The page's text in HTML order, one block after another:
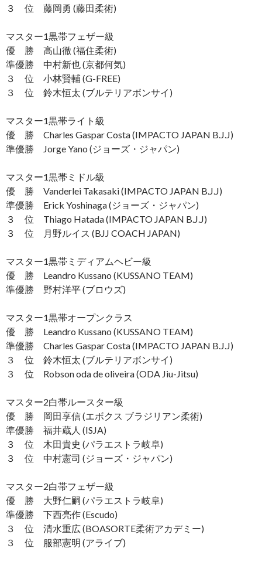
３ 位 藤岡勇 (藤田柔術)
マスター1黒帯フェザー級
優 勝 高山徹 (福住柔術)
準優勝 中村新也 (京都何気)
３ 位 小林賢輔 (G-FREE)
３ 位 鈴木恒太 (ブルテリアボンサイ)
マスター1黒帯ライト級
優 勝 Charles Gaspar Costa (IMPACTO JAPAN B.J.J)
準優勝 Jorge Yano (ジョーズ・ジャパン)
マスター1黒帯ミドル級
優 勝 Vanderlei Takasaki (IMPACTO JAPAN B.J.J)
準優勝 Erick Yoshinaga (ジョーズ・ジャパン)
３ 位 Thiago Hatada (IMPACTO JAPAN B.J.J)
３ 位 月野ルイス (BJJ COACH JAPAN)
マスター1黒帯ミディアムヘビー級
優 勝 Leandro Kussano (KUSSANO TEAM)
準優勝 野村洋平 (ブロウズ)
マスター1黒帯オープンクラス
優 勝 Leandro Kussano (KUSSANO TEAM)
準優勝 Charles Gaspar Costa (IMPACTO JAPAN B.J.J)
３ 位 鈴木恒太 (ブルテリアボンサイ)
３ 位 Robson oda de oliveira (ODA Jiu-Jitsu)
マスター2白帯ルースター級
優 勝 岡田享信 (エボクス ブラジリアン柔術)
準優勝 福井蔵人 (ISJA)
３ 位 木田貴史 (パラエストラ岐阜)
３ 位 中村憲司 (ジョーズ・ジャパン)
マスター2白帯フェザー級
優 勝 大野仁嗣 (パラエストラ岐阜)
準優勝 下西亮作 (Escudo)
３ 位 清水重広 (BOASORTE柔術アカデミー)
３ 位 服部憲明 (アライブ)